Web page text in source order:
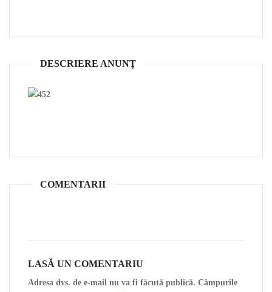
DESCRIERE ANUNŢ
COMENTARII
LASĂ UN COMENTARIU
Adresa dvs. de e-mail nu va fi făcută publică. Câmpurile